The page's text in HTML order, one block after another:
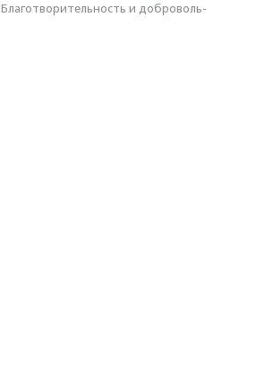
Благотвори­тель­ность и доброволь­